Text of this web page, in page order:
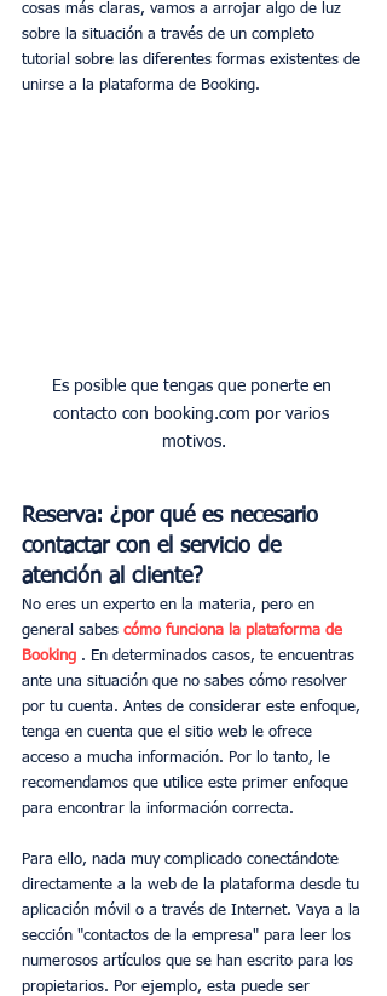
cosas más claras, vamos a arrojar algo de luz
sobre la situación a través de un completo
tutorial sobre las diferentes formas existentes de
unirse a la plataforma de Booking.
Es posible que tengas que ponerte en
contacto con booking.com por varios
motivos.
Reserva: ¿por qué es necesario
contactar con el servicio de
atención al cliente?
No eres un experto en la materia, pero en
general sabes cómo funciona la plataforma de
Booking . En determinados casos, te encuentras
ante una situación que no sabes cómo resolver
por tu cuenta. Antes de considerar este enfoque,
tenga en cuenta que el sitio web le ofrece
acceso a mucha información. Por lo tanto, le
recomendamos que utilice este primer enfoque
para encontrar la información correcta.
Para ello, nada muy complicado conectándote
directamente a la web de la plataforma desde tu
aplicación móvil o a través de Internet. Vaya a la
sección "contactos de la empresa" para leer los
numerosos artículos que se han escrito para los
propietarios. Por ejemplo, esta puede ser